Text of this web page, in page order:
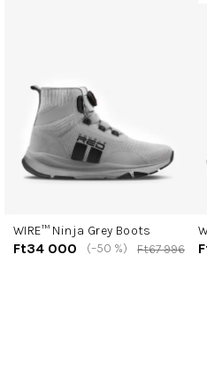
WIRE™ Ninja Grey Boots
Ft34 000 Ft67 996
(–50 %)